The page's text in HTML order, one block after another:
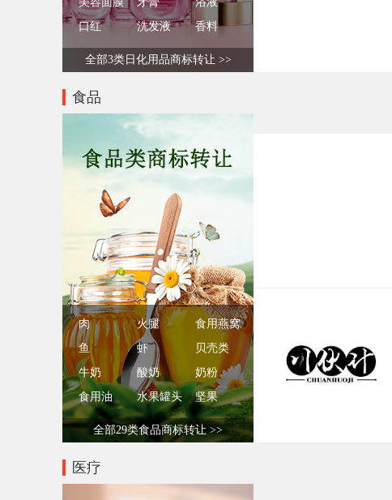
口红
洗发液 香料
全部3类日化用品商标转让 >>
食品
肉 火腿
食用燕窝
鱼
虾
贝壳类
牛奶
酸奶
奶粉
食用油
水果罐头 坚果
全部29类食品商标转让 >>
医疗